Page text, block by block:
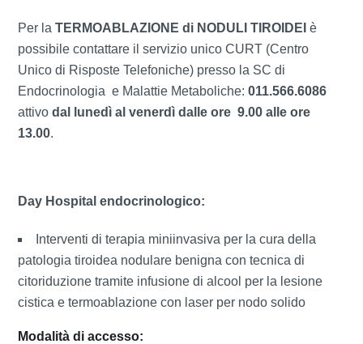
Per laTERMOABLAZIONE di NODULI TIROIDEI è
possibile contattare il servizio unico CURT (Centro
Unico di Risposte Telefoniche) presso la SC di
Endocrinologia e Malattie Metaboliche:011.566.6086
attivodal lunedì al venerdì dalle ore 9.00 alle ore
13.00.
Day Hospital endocrinologico:
Interventi di terapia miniinvasiva per la cura della
patologia tiroidea nodulare benigna con tecnica di
citoriduzione tramite infusione di alcool per la lesione
cistica e termoablazione con laser per nodo solido
Modalità di accesso: